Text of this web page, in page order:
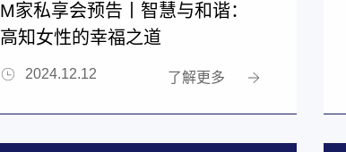
M家私享会预告丨智慧与和谐：
高知女性的幸福之道
2024.12.12 了解更多